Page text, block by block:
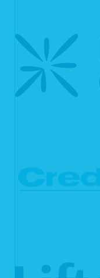
internationale
können Sie verlangen,
Zusammenhang mit der
6.2 Recht auf
Sie haben gemäß Art. 16
personenbezogenen
Ihre Daten unverzüglich
Ihre
oder auf sonstige
Sie widerrufen
für die
Ihre
Die Löschung
rechtlichen